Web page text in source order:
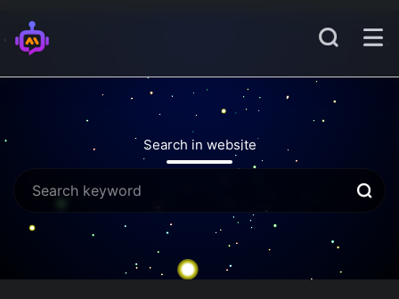
Search in website